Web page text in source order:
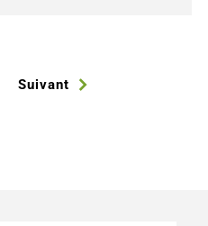
Suivant